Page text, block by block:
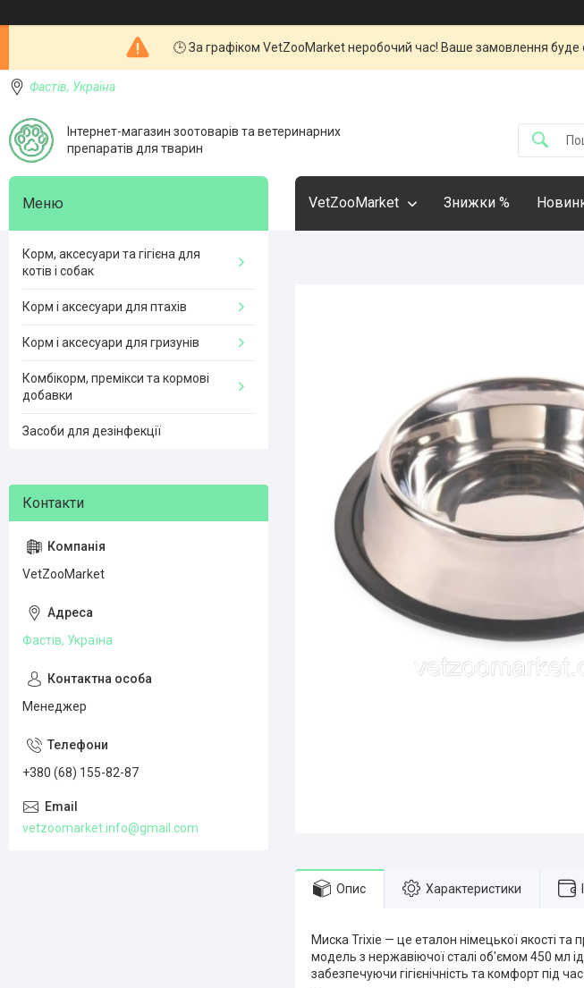
🕒 За графіком VetZooMarket неробочий час! Ваше замовлення
Фастів, Україна
Інтернет-магазин зоотоварів та ветеринарних
препаратів для тварин
VetZooMarket Знижки %
Опис Характеристики
Миска Trixie — це еталон німецької якості
модель з нержавіючої сталі об'ємом 450 мл
забезпечуючи гігієнічність та комфорт під
Корм, аксесуари та гігієна для
котів і собак
Корм і аксесуари для птахів
Корм і аксесуари для гризунів
Комбікорм, премікси та кормові
добавки
Засоби для дезінфекції
VetZooMarket
Фастів, Україна
Менеджер
+380 (68) 155-82-87
vetzoomarket.info@gmail.com